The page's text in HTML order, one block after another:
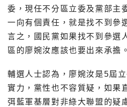
委，現任不分區立委及黨部主
一向有個責任，就是找不到參
言之，國民黨如果找不到參選
區的廖婉汝應該也要出來承擔。
輔選人士認為，廖婉汝是5屆
實力，黨性也不容質疑，如果
弭藍軍基層對非綠大聯盟的疑